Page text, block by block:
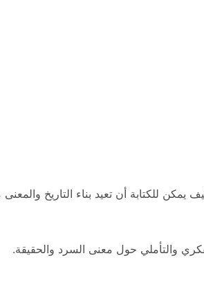
للكتابة أن تعيد بناء التاريخ
والتأملي حول معنى السرد والحقيقة.